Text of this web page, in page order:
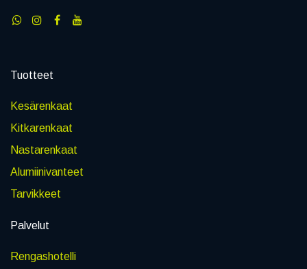
Tuotteet
Kesärenkaat
Kitkarenkaat
Nastarenkaat
Alumiinivanteet
Tarvikkeet
Palvelut
Rengashotelli